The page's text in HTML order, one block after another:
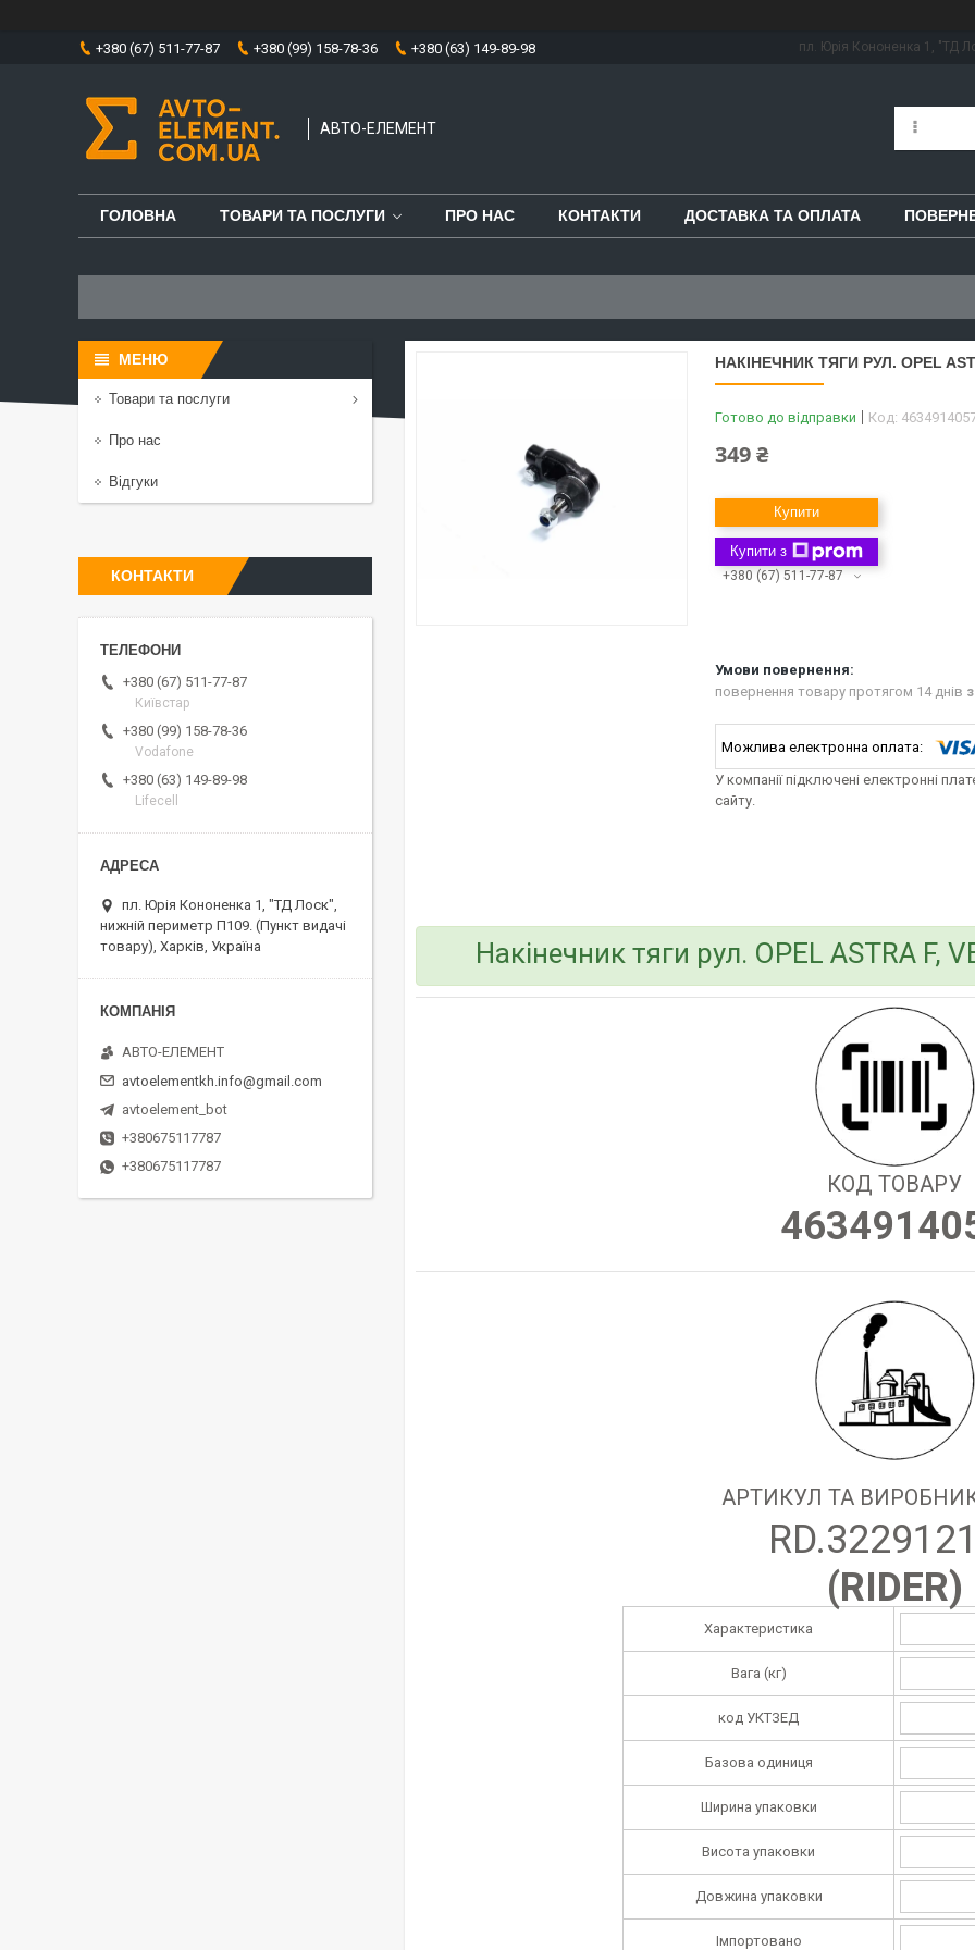
+380 (67) 511-77-87 +380 (99) 158-78-36 +380 (63) 149-89-98 пл. Юрія Кононенка 1, "ТД
АВТО-ЕЛЕМЕНТ
ГОЛОВНА ТОВАРИ ТА ПОСЛУГИ ПРО НАС КОНТАКТИ ДОСТАВКА ТА ОПЛАТА
НАКІНЕЧНИК ТЯГИ РУЛ. OPEL
Готово до відправки Код:
349 ₴
Купити
Купити з
+380 (67) 511-77-87
повернення товару протягом 14 днів
У компанії підключені електронні
сайту.
Накінечник тяги рул. OPEL ASTRA F,
КОД ТОВАРУ
АРТИКУЛ ТА
(RIDER)
Характеристика
Вага (кг)
код УКТЗЕД
Базова одиниця
Ширина упаковки
Висота упаковки
Довжина упаковки
Імпортовано
Товари та послуги
Про нас
Відгуки
КОНТАКТИ
+380 (67) 511-77-87
Київстар
+380 (99) 158-78-36
Vodafone
+380 (63) 149-89-98
Lifecell
пл. Юрія Кононенка 1, "ТД Лоск",
нижній периметр П109. (Пункт видачі
товару), Харків, Україна
АВТО-ЕЛЕМЕНТ
avtoelementkh.info@gmail.com
avtoelement_bot
+380675117787
+380675117787